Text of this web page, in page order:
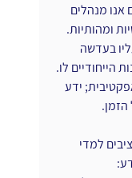
אנו מנהלים
ומהותיות.
בעדשה
הייחודיים לו.
ידע
הזמן.
למדי